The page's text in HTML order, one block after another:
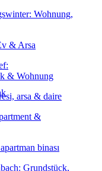
& Arsa
arsa & daire
binası